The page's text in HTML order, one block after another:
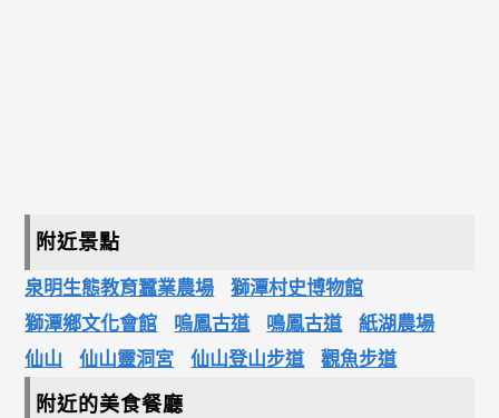
附近景點
泉明生態教育蠶業農場
獅潭村史博物館
獅潭鄉文化會館
嗚鳳古道 鳴鳳古道
紙湖農場
仙山
仙山靈洞宮 仙山登山步道 觀魚步道
附近的美食餐廳